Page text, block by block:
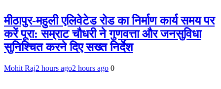
मीठापुर-महुली एलिवेटेड रोड का निर्माण कार्य समय पर
करें पूरा: सम्राट चौधरी ने गुणवत्ता और जनसुविधा
सुनिश्चित करने दिए सख्त निर्देश
Mohit Raj2 hours ago2 hours ago 0